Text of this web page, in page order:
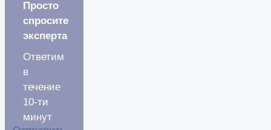
Просто
спросите
эксперта
Ответим
в
течение
10-ти
минут